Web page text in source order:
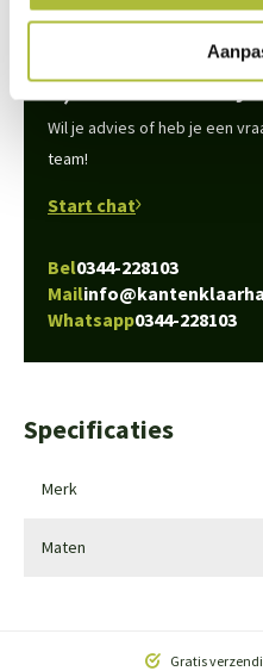
We staan voor
Wil je advies of heb je een
team!
Start chat
Bel0344-228103
Mail
Whatsapp0344-228103
Specificaties
Merk
Maten
Gratis